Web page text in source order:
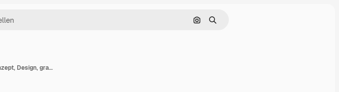
Nach Bild suchen
Suchen
Geld, Rechnung, Rechnung, Quittung, Papier, abstraktes Konzept, Design, grafische Illustration